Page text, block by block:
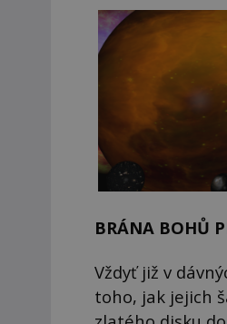
BRÁNA BOHŮ
Vždyť již v
toho, jak jejich